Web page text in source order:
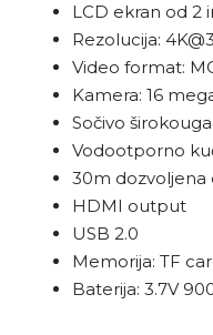
LCD ekran od 2
Rezolucija:
Video format:
Kamera: 16
Sočivo
Vodootporno
30m dozvoljena
HDMI output
USB 2.0
Memorija: TF
Baterija: 3.7V